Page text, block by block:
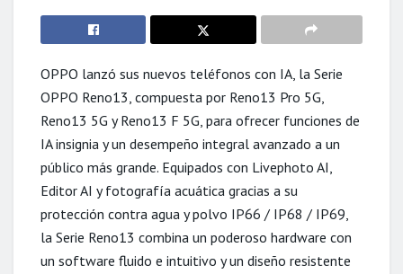
OPPO lanzó sus nuevos teléfonos con IA, la Serie
OPPO Reno13, compuesta por Reno13 Pro 5G,
Reno13 5G y Reno13 F 5G, para ofrecer funciones de
IA insignia y un desempeño integral avanzado a un
público más grande. Equipados con Livephoto AI,
Editor AI y fotografía acuática gracias a su
protección contra agua y polvo IP66 / IP68 / IP69,
la Serie Reno13 combina un poderoso hardware con
un software fluido e intuitivo y un diseño resistente